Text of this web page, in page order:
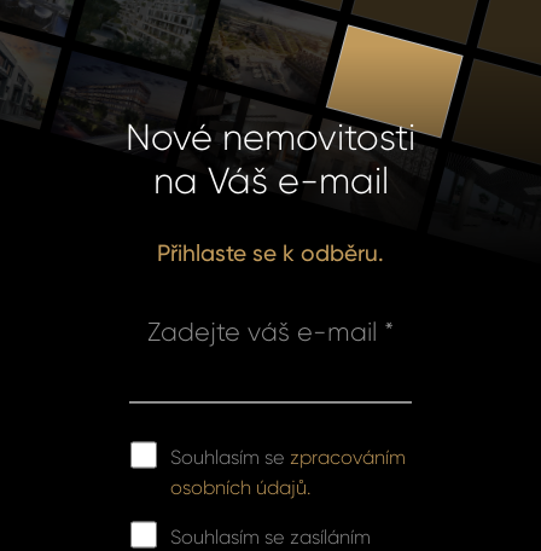
Nové nemovitosti
na Váš e-mail
Přihlaste se k odběru.
Zadejte váš e-mail *
Souhlasím se zpracováním
osobních údajů.
Souhlasím se zasíláním